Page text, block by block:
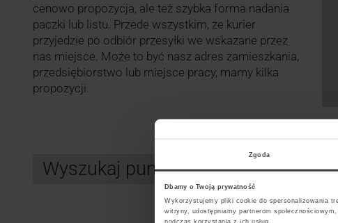
Zgoda
Dbamy o Twoją prywatność
Wykorzystujemy pliki cookie do spersonalizowania
witryny, udostępniamy partnerom
podczas korzystania z ich usług.
cenowo propozycja, ale też szybka forma nadania
paczki lub listu. Przede wszystkim, że kurier
przyjedzie po odbiór przesyłki we wskazane przez
nas miejsce. Może to być nasz adres zamieszkania,
przedsiębiorstwo lub miejsce pracy, mamy kilka
propozycji.
Wyszukaj punkt kurierski FEDEX